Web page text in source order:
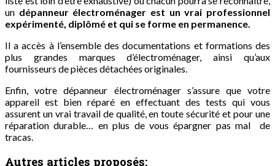
un dépanneur électroménager est un vrai professionnel
expérimenté, diplômé et qui se forme en permanence.
Il a accès à l’ensemble des documentations et formations des
plus grandes marques d’électroménager, ainsi qu’aux
fournisseurs de pièces détachées originales.
Enfin, votre dépanneur électroménager s’assure que votre
appareil est bien réparé en effectuant des tests qui vous
assurent un vrai travail de qualité, en toute sécurité et pour une
réparation durable… en plus de vous épargner pas mal de
tracas.
Autres articles proposés: